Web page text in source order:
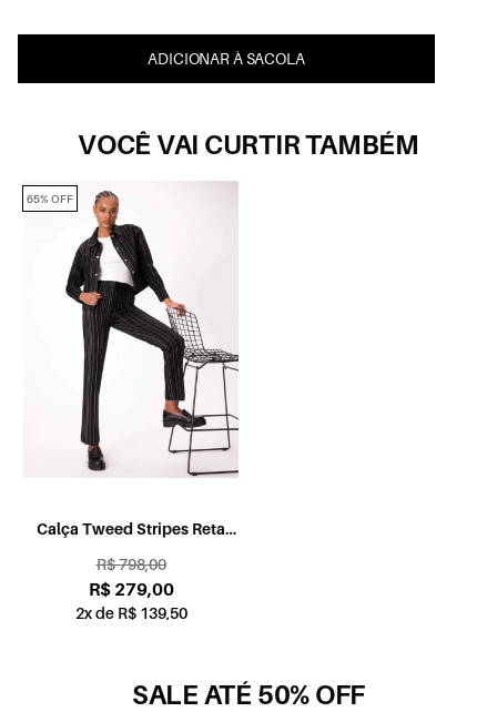
ADICIONAR À SACOLA
VOCÊ VAI CURTIR TAMBÉM
Calça Tweed Stripes Reta
R$ 798,00
R$ 279,00
2x de R$ 139,50
65% OFF
SALE ATÉ 50% OFF